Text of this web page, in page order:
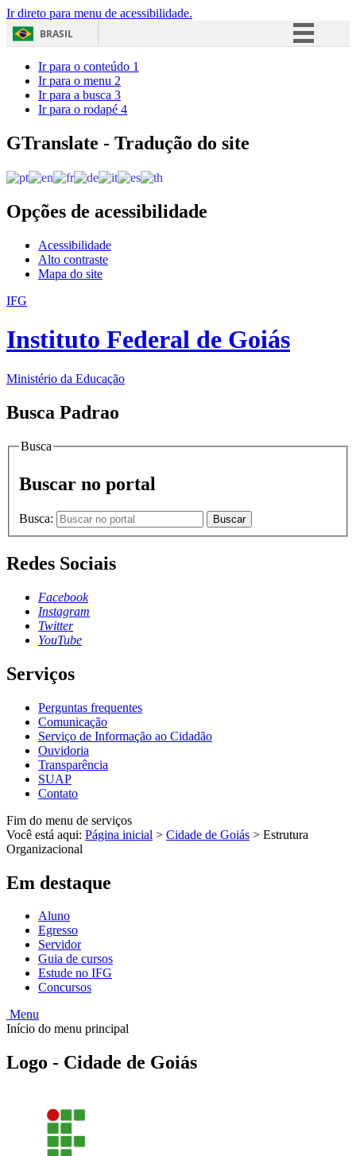
Ir direto para menu de acessibilidade.
BRASIL
Acesso à informação
Ir para o conteúdo 1
Ir para o menu 2
Ir para a busca 3
Ir para o rodapé 4
GTranslate - Tradução do site
Opções de acessibilidade
Acessibilidade
Alto contraste
Mapa do site
IFG
Instituto Federal de Goiás
Ministério da Educação
Busca Padrao
Busca
Buscar no portal
Busca: Buscar
Redes Sociais
Facebook
Instagram
Twitter
YouTube
Serviços
Perguntas frequentes
Comunicação
Serviço de Informação ao Cidadão
Ouvidoria
Transparência
SUAP
Contato
Fim do menu de serviços
Você está aqui: Página inicial > Cidade de Goiás > Estrutura
Organizacional
Em destaque
Aluno
Egresso
Servidor
Guia de cursos
Estude no IFG
Concursos
Menu
Início do menu principal
Logo - Cidade de Goiás